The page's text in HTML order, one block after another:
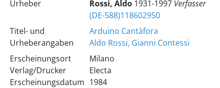
Urheber Rossi, Aldo 1931-1997 Verfasser
(DE-588)118602950
Titel- und
Urheberangaben
Arduino Cantàfora
Aldo Rossi, Gianni Contessi
Erscheinungsort
Verlag/Drucker
Erscheinungsdatum
Milano
Electa
1984